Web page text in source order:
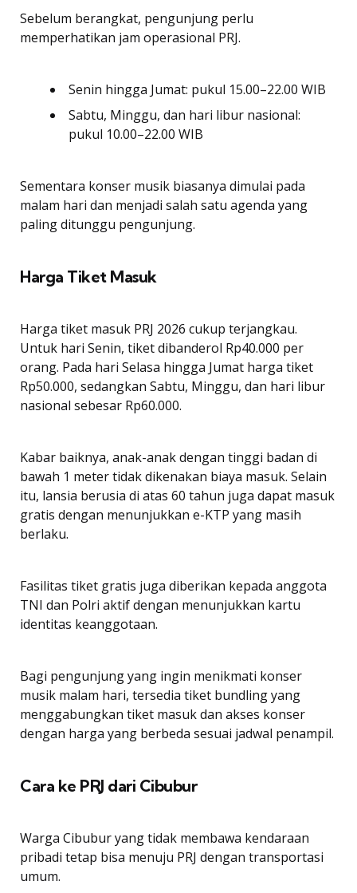
Sebelum berangkat, pengunjung perlu
memperhatikan jam operasional PRJ.
Senin hingga Jumat: pukul 15.00–22.00 WIB
Sabtu, Minggu, dan hari libur nasional:
pukul 10.00–22.00 WIB
Sementara konser musik biasanya dimulai pada
malam hari dan menjadi salah satu agenda yang
paling ditunggu pengunjung.
Harga Tiket Masuk
Harga tiket masuk PRJ 2026 cukup terjangkau.
Untuk hari Senin, tiket dibanderol Rp40.000 per
orang. Pada hari Selasa hingga Jumat harga tiket
Rp50.000, sedangkan Sabtu, Minggu, dan hari libur
nasional sebesar Rp60.000.
Kabar baiknya, anak-anak dengan tinggi badan di
bawah 1 meter tidak dikenakan biaya masuk. Selain
itu, lansia berusia di atas 60 tahun juga dapat masuk
gratis dengan menunjukkan e-KTP yang masih
berlaku.
Fasilitas tiket gratis juga diberikan kepada anggota
TNI dan Polri aktif dengan menunjukkan kartu
identitas keanggotaan.
Bagi pengunjung yang ingin menikmati konser
musik malam hari, tersedia tiket bundling yang
menggabungkan tiket masuk dan akses konser
dengan harga yang berbeda sesuai jadwal penampil.
Cara ke PRJ dari Cibubur
Warga Cibubur yang tidak membawa kendaraan
pribadi tetap bisa menuju PRJ dengan transportasi
umum.